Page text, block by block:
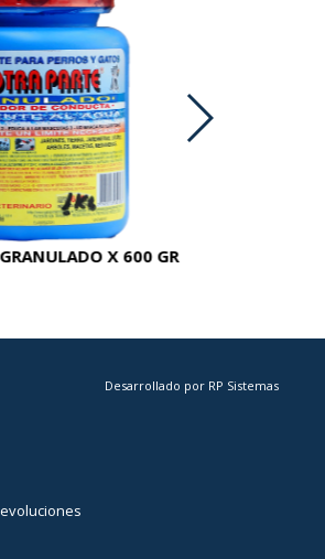
X 600 GR
Desarrollado por RP Sistemas